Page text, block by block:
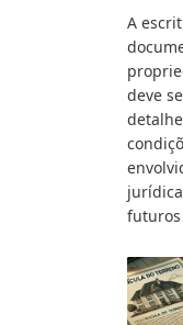
A
deve